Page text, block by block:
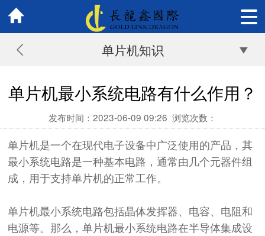
单片机知识
单片机最小系统电路有什么作用？
发布时间：2023-06-09 09:26 浏览次数：
单片机是一个在现代电子设备中广泛使用的产品 ，其
最小系统电路是一种基本电路，通常由几个元器件组
成，用于支持单片机的正常工作。
单片机最小系统电路包括晶体发挥器、电容、电阻和
电源等。那么，单片机最小系统电路在半导体集成设